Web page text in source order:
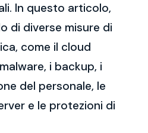
In questo articolo,
di diverse misure di
come il cloud
i backup, i
del personale, le
e le protezioni di